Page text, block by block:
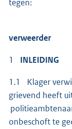
tegen:
verweerder
1 INLEIDING
1.1 Klager
grievend heeft
onbeschoft te